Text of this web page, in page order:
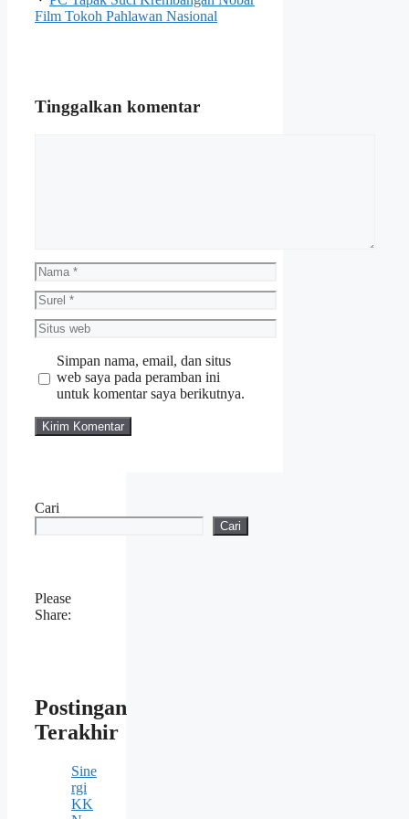
Film Tokoh Pahlawan Nasional
Tinggalkan komentar
Nama
Surel
Situs
web
Simpan nama, email, dan situs
web saya pada peramban ini
untuk komentar saya berikutnya.
Cari
Cari
Please
Share:
Postingan
Terakhir
Sine
rgi
KK